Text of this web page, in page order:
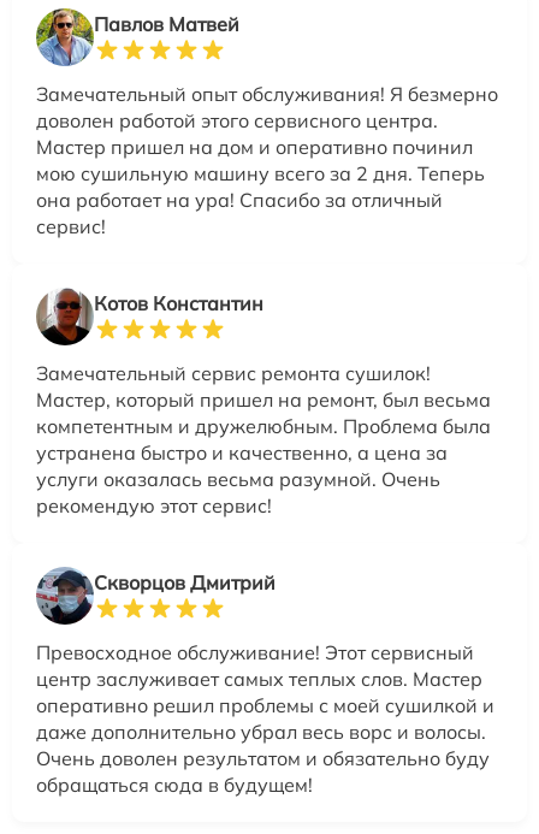
Павлов Матвей
Замечательный опыт обслуживания! Я безмерно
доволен работой этого сервисного центра.
Мастер пришел на дом и оперативно починил
мою сушильную машину всего за 2 дня. Теперь
она работает на ура! Спасибо за отличный
сервис!
Котов Константин
Замечательный сервис ремонта сушилок!
Мастер, который пришел на ремонт, был весьма
компетентным и дружелюбным. Проблема была
устранена быстро и качественно, а цена за
услуги оказалась весьма разумной. Очень
рекомендую этот сервис!
Скворцов Дмитрий
Превосходное обслуживание! Этот сервисный
центр заслуживает самых теплых слов. Мастер
оперативно решил проблемы с моей сушилкой и
даже дополнительно убрал весь ворс и волосы.
Очень доволен результатом и обязательно буду
обращаться сюда в будущем!